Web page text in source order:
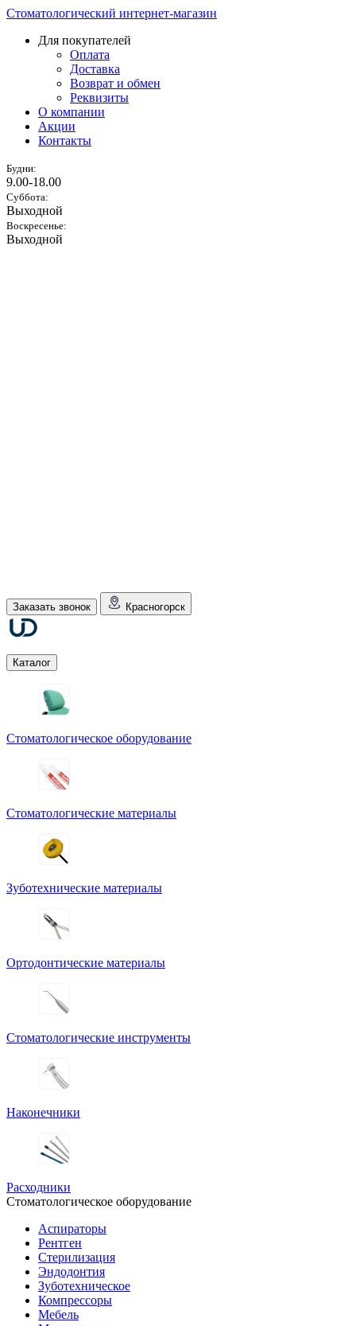
Стоматологический интернет-магазин
Для покупателей
Оплата
Доставка
Возврат и обмен
Реквизиты
О компании
Акции
Контакты
Будни:
9.00-18.00
Суббота:
Выходной
Воскресенье:
Выходной
Заказать звонок Красногорск
Каталог
Стоматологическое оборудование
Стоматологические материалы
Зуботехнические материалы
Ортодонтические материалы
Стоматологические инструменты
Наконечники
Расходники
Стоматологическое оборудование
Аспираторы
Рентген
Стерилизация
Эндодонтия
Зуботехническое
Компрессоры
Мебель